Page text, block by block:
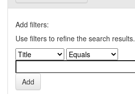
Add filters:
Use filters to refine the search results.